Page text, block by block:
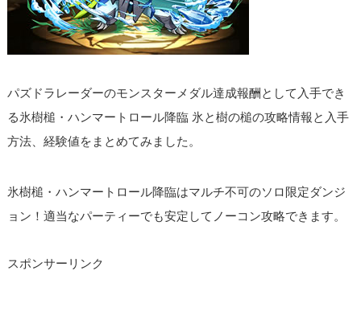
パズドラレーダーのモンスターメダル達成報酬として入手でき
る氷樹槌・ハンマートロール降臨 氷と樹の槌の攻略情報と入手
方法、経験値をまとめてみました。
氷樹槌・ハンマートロール降臨はマルチ不可のソロ限定ダンジ
ョン！適当なパーティーでも安定してノーコン攻略できます。
スポンサーリンク